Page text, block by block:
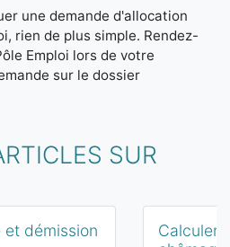
une demande d'allocation
rien de plus simple. Rendez-
Emploi lors de votre
sur le dossier
SUR
démission
Calculer